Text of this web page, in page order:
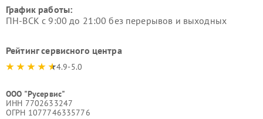
График работы:
ПН-ВСК с 9:00 до 21:00 без перерывов и выходных
Рейтинг сервисного центра
4.9-5.0
ООО "Русервис"
ИНН 7702633247
ОГРН 1077746335776